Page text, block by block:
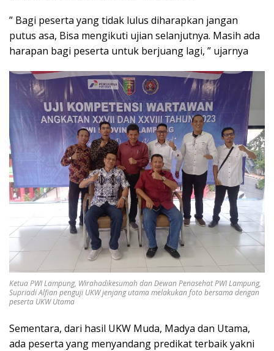
” Bagi peserta yang tidak lulus diharapkan jangan
putus asa, Bisa mengikuti ujian selanjutnya. Masih ada
harapan bagi peserta untuk berjuang lagi, ” ujarnya
Ketua PWI Lampung, Wirahadikesumah dan Dewan Penasehat PWI Lampung,
Supriadi Alfian penguji UKW jenjang utama melakukan foto bersama dengan
peserta UKW Utama
Sementara, dari hasil UKW Muda, Madya dan Utama,
ada peserta yang menyandang predikat terbaik yakni